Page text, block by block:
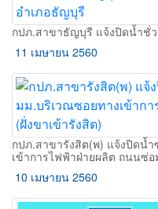
กปภ.สาขาธัญบุรี แจ้งปิดน้ำชั่
11 เมษายน 2560
กปภ.สาขารังสิต(พ) แจ้งปิดน้
เข้าการไฟฟ้าฝ่ายผลิต ถนนซ่อ
10 เมษายน 2560